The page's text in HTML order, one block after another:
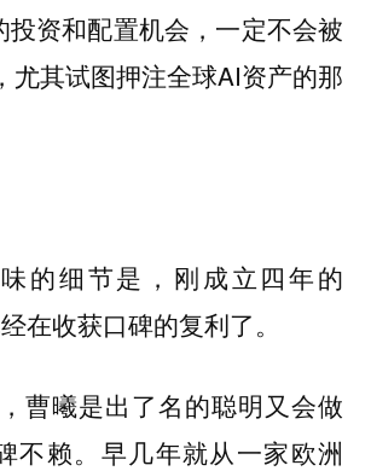
投资和配置机会，一定不会被
尤其试图押注全球AI资产的那
的细节是，刚成立四年的
在收获口碑的复利了。
曹曦是出了名的聪明又会做
不赖。早几年就从一家欧洲